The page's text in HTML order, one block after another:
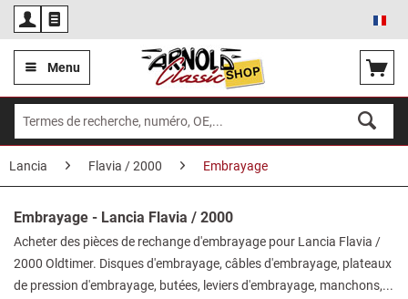
Menu
Lancia Flavia / 2000 Embrayage
Embrayage - Lancia Flavia / 2000
Acheter des pièces de rechange d'embrayage pour Lancia Flavia /
2000 Oldtimer. Disques d'embrayage, câbles d'embrayage, plateaux
de pression d'embrayage, butées, leviers d'embrayage, manchons,...